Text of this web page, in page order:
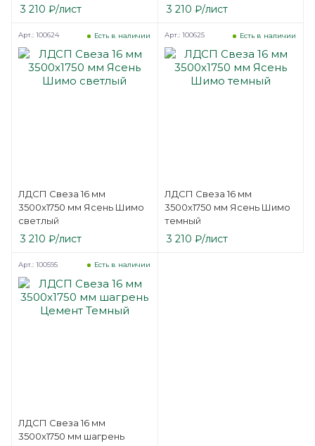
3 210 ₽/лист 3 210 ₽/лист
ЛДСП Свеза 16 мм
3500х1750 мм Ясень Шимо
светлый
Есть в наличии
Арт.: 100624
3 210 ₽/лист
ЛДСП Свеза 16 мм
3500х1750 мм Ясень Шимо
темный
Есть в наличии
Арт.: 100625
3 210 ₽/лист
ЛДСП Свеза 16 мм
3500х1750 мм шагрень
Есть в наличии
Арт.: 100595